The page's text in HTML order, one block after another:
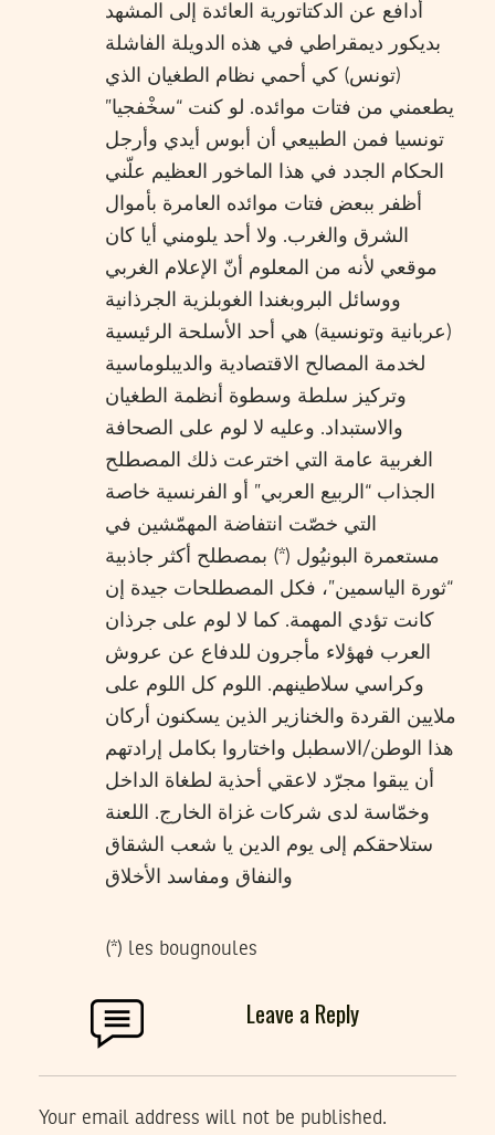
أدافع عن الدكتاتورية العائدة إلى المشهد
بديكور ديمقراطي في هذه الدويلة الفاشلة
(تونس) كي أحمي نظام الطغيان الذي
يطعمني من فتات موائده. لو كنت “سخْفجيا”
تونسيا فمن الطبيعي أن أبوس أيدي وأرجل
الحكام الجدد في هذا الماخور العظيم علّني
أظفر ببعض فتات موائده العامرة بأموال
الشرق والغرب. ولا أحد يلومني أيا كان
موقعي لأنه من المعلوم أنّ الإعلام الغربي
ووسائل البروبغندا الغوبلزية الجرذانية
(عربانية وتونسية) هي أحد الأسلحة الرئيسية
لخدمة المصالح الاقتصادية والديبلوماسية
وتركيز سلطة وسطوة أنظمة الطغيان
والاستبداد. وعليه لا لوم على الصحافة
الغربية عامة التي اخترعت ذلك المصطلح
الجذاب “الربيع العربي” أو الفرنسية خاصة
التي خصّت انتفاضة المهمّشين في
مستعمرة البونيُول (*) بمصطلح أكثر جاذبية
“ثورة الياسمين”، فكل المصطلحات جيدة إن
كانت تؤدي المهمة. كما لا لوم على جرذان
العرب فهؤلاء مأجرون للدفاع عن عروش
وكراسي سلاطينهم. اللوم كل اللوم على
ملايين القردة والخنازير الذين يسكنون أركان
هذا الوطن/الاسطبل واختاروا بكامل إرادتهم
أن يبقوا مجرّد لاعقي أحذية لطغاة الداخل
وخمّاسة لدى شركات غزاة الخارج. اللعنة
ستلاحقكم إلى يوم الدين يا شعب الشقاق
والنفاق ومفاسد الأخلاق
(*) les bougnoules
Leave a Reply
Your email address will not be published.